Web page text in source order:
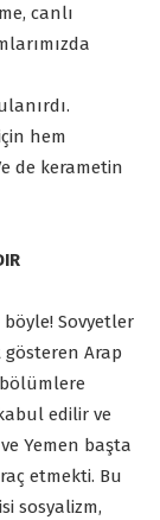
canlı
hem
de kerametin
Sovyetler
gösteren Arap
bölümlere
edilir ve
Yemen başta
etmekti. Bu
sosyalizm,